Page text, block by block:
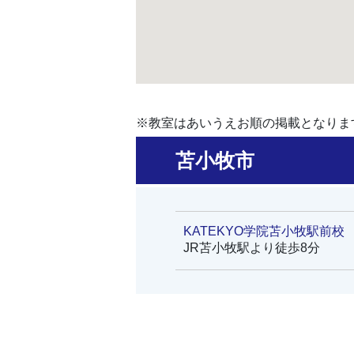
※教室はあいうえお順の掲載となりま
苫小牧市
KATEKYO学院苫小牧駅前校
JR苫小牧駅より徒歩8分